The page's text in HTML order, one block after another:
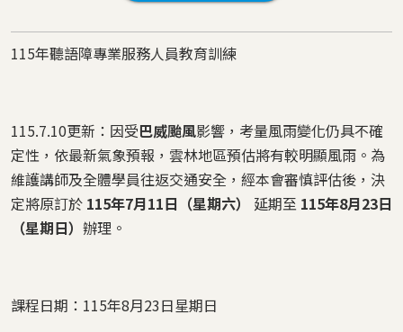
115年聽語障專業服務人員教育訓練
115.7.10更新：因受巴威颱風影響，考量風雨變化仍具不確
定性，依最新氣象預報，雲林地區預估將有較明顯風雨。為
維護講師及全體學員往返交通安全，經本會審慎評估後，決
定將原訂於 115年7月11日（星期六） 延期至 115年8月23日
（星期日） 辦理。
課程日期：115年8月23日星期日